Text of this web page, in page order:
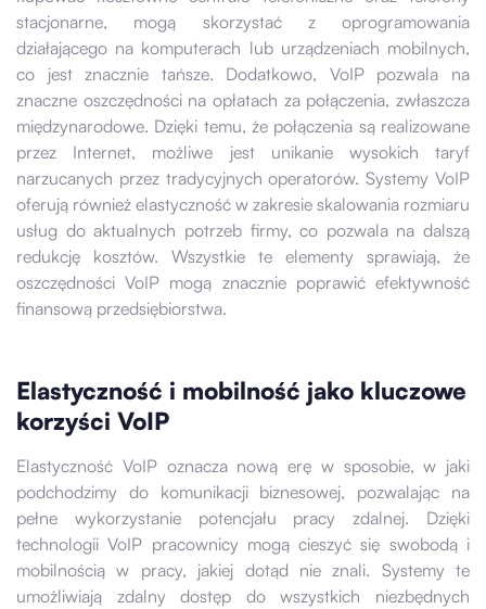
stacjonarne, mogą skorzystać z oprogramowania
działającego na komputerach lub urządzeniach mobilnych,
co jest znacznie tańsze. Dodatkowo, VoIP pozwala na
znaczne oszczędności na opłatach za połączenia, zwłaszcza
międzynarodowe. Dzięki temu, że połączenia są realizowane
przez Internet, możliwe jest unikanie wysokich taryf
narzucanych przez tradycyjnych operatorów. Systemy VoIP
oferują również elastyczność w zakresie skalowania rozmiaru
usług do aktualnych potrzeb firmy, co pozwala na dalszą
redukcję kosztów. Wszystkie te elementy sprawiają, że
oszczędności VoIP mogą znacznie poprawić efektywność
finansową przedsiębiorstwa.
Elastyczność i mobilność jako kluczowe
korzyści VoIP
Elastyczność VoIP oznacza nową erę w sposobie, w jaki
podchodzimy do komunikacji biznesowej, pozwalając na
pełne wykorzystanie potencjału pracy zdalnej. Dzięki
technologii VoIP pracownicy mogą cieszyć się swobodą i
mobilnością w pracy, jakiej dotąd nie znali. Systemy te
umożliwiają zdalny dostęp do wszystkich niezbędnych